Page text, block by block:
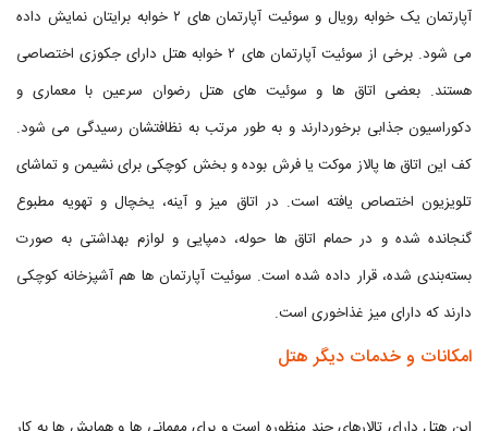
آپارتمان یک خوابه رویال و سوئیت آپارتمان های ۲ خوابه برایتان نمایش داده
می شود. برخی از سوئیت آپارتمان های ۲ خوابه هتل دارای جکوزی اختصاصی
هستند. بعضی اتاق ها و سوئیت های هتل رضوان سرعین با معماری و
دکوراسیون جذابی برخوردارند و به طور مرتب به نظافتشان رسیدگی می شود.
کف این اتاق ها پالاز موکت یا فرش بوده و بخش کوچکی برای نشیمن و تماشای
تلویزیون اختصاص یافته است. در اتاق میز و آینه، یخچال و تهویه مطبوع
گنجانده شده و در حمام اتاق ها حوله، دمپایی و لوازم بهداشتی به صورت
بسته‌بندی شده، قرار داده شده است. سوئیت آپارتمان ها هم آشپزخانه کوچکی
دارند که دارای میز غذاخوری است.
امکانات و خدمات دیگر هتل